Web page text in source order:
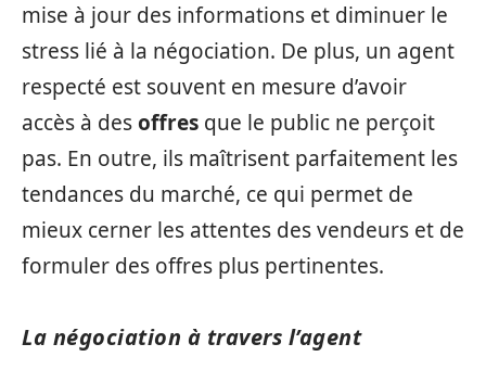
mise à jour des informations et diminuer le
stress lié à la négociation. De plus, un agent
respecté est souvent en mesure d’avoir
accès à desoffres que le public ne perçoit
pas. En outre, ils maîtrisent parfaitement les
tendances du marché, ce qui permet de
mieux cerner les attentes des vendeurs et de
formuler des offres plus pertinentes.
La négociation à travers l’agent